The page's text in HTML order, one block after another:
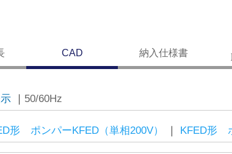
CAD 納入仕様書
｜ 50/60Hz
形 ポンパーKFED（単相200V） KFED形